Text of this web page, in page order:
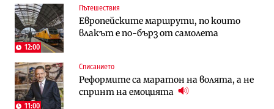
12:00
Пътешествия
Европейските маршрути, по които
влакът е по-бърз от самолета
11:00
Списанието
Реформите са маратон на волята, а не
спринт на емоцията
Енергетика
Държавният ТЕЦ „Марица изток 2“
работи с 5 блока
Енергетика
АЕЦ „Козлодуй“ ще работи само още
няколко седмици, ако сушата продължи
Компании
„Ендуросат“ ще строи огромен
космически и отбранителен център в
Регулации
Лекарствата за редки болести
попадат в капан на обществените